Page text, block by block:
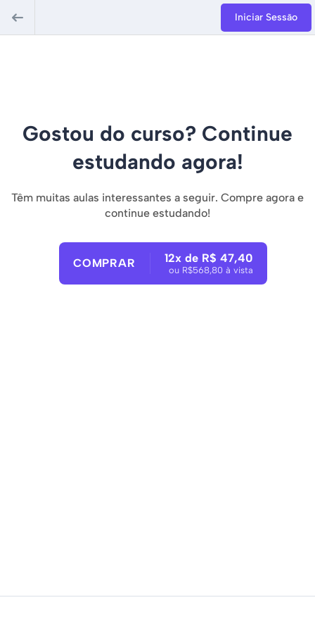
Iniciar Sessão
Gostou do curso? Continue
estudando agora!
Têm muitas aulas interessantes a seguir. Compre agora e
continue estudando!
COMPRAR 12x de R$ 47,40
ou R$568,80 à vista